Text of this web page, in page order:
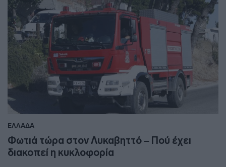
ΕΛΛΑΔΑ
Φωτιά τώρα στον Λυκαβηττό – Πού έχει
διακοπεί η κυκλοφορία